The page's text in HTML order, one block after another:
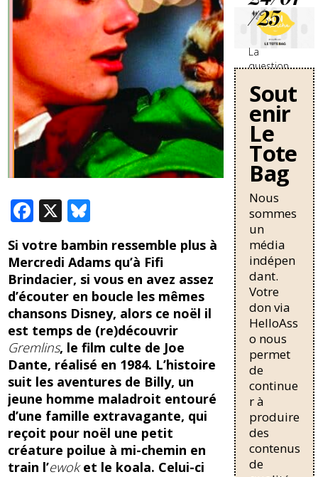
F
ac
e
b
o
o
k
X
u
e
sk
y
Si votre bambin ressemble plus à
Mercredi Adams qu’à Fifi
Brindacier, si vous en avez assez
d’écouter en boucle les mêmes
chansons Disney, alors ce noël il
est temps de (re)découvrir
Gremlins, le film culte de Joe
Dante, réalisé en 1984. L’histoire
suit les aventures de Billy, un
jeune homme maladroit entouré
d’une famille extravagante, qui
reçoit pour noël une petit
créature poilue à mi-chemin en
train l’ewoket le koala. Celui-ci
/25
La
question
travailleurs
sans-
papiers en
France se
durcit avec
une
nouvelle
circulaire
de Bruno
Retailleau
qui
pourrait
allonger la
durée de
résidence
nécessaire
pour une
régularisati
on,
passant de
trois...
Sout
enir
Le
Tote
Bag
Nous
sommes
un
média
indépen
dant.
Votre
don via
HelloAss
o nous
permet
de
continue
r à
produire
des
contenus
de